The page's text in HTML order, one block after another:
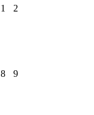
1 2
8 9